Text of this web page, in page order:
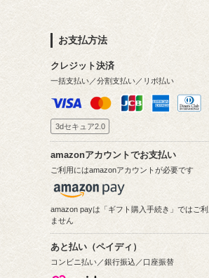
お支払方法
クレジット決済
一括支払い／分割支払い／リボ払い
3dセキュア2.0
amazonアカウントでお支払い
ご利用にはamazonアカウントが必要です
amazon payは「ギフト購入手続き」ではご
ません
あと払い（ペイディ）
コンビニ払い／銀行振込／口座振替